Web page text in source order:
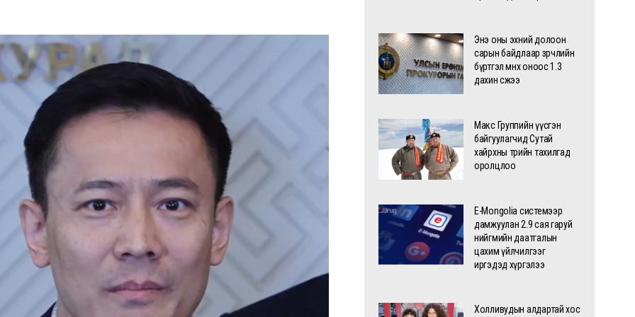
Энэ оны эхний долоон
сарын байдлаар зөрчлийн
бүртгэл өмнөх оноос 1.3
дахин өсжээ
Макс Группийн үүсгэн
байгуулагчид Сутай
хайрхны төрийн тахилгад
оролцлоо
E-Mongolia системээр
дамжуулан 2.9 сая гаруй
нийгмийн даатгалын
цахим үйлчилгээг
иргэдэд хүргэлээ
Холливудын алдартай хос